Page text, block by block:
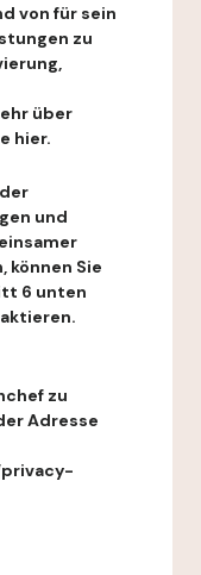
von für sein
zu
über
hier.
und
können Sie
6 unten
zu
Adresse